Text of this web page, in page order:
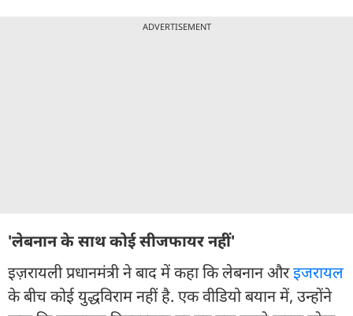
ADVERTISEMENT
'लेबनान के साथ कोई सीजफायर नहीं'
इज़रायली प्रधानमंत्री ने बाद में कहा कि लेबनान औरइजरायल
के बीच कोई युद्धविराम नहीं है. एक वीडियो बयान में, उन्होंने